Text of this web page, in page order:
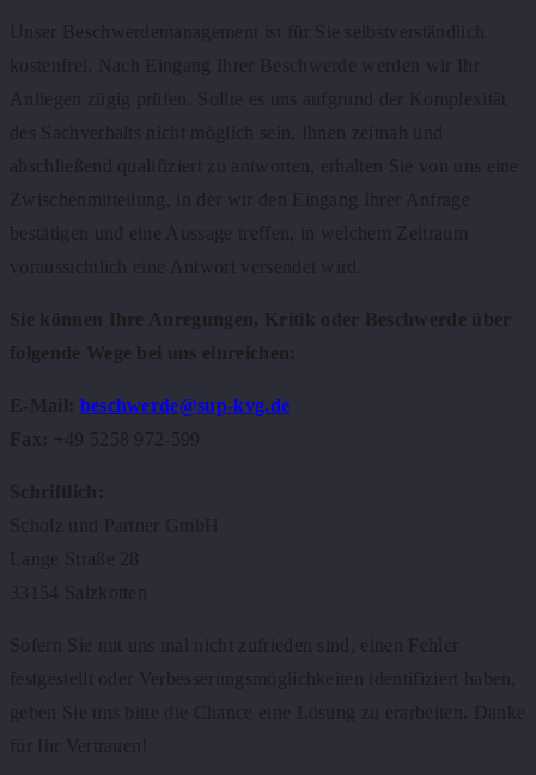
Unser Beschwerdemanagement ist für Sie selbstverständlich
kostenfrei
Nach Eingang Ihrer Beschwerde werden wir Ihr
Anliegen zügig prüfen. Sollte es uns aufgrund der Komplexität
des Sachverhalts nicht möglich sein, Ihnen zeitnah und
abschließend qualifiziert zu antworten, erhalten Sie von uns eine
Zwischenmitteilung, in der wir den Eingang Ihrer Anfrage
bestätigen und eine Aussage treffen, in welchem Zeitraum
voraussichtlich eine Antwort versendet wird.
Sie können Ihre Anregungen, Kritik oder Beschwerde über
folgende Wege bei uns einreichen:
E-Mail: beschwerde@sup-kvg.de
Fax: +49 5258 972-599
Schriftlich:
Scholz und Partner GmbH
Lange Straße 28
33154 Salzkotten
Sofern Sie mit uns mal nicht zufrieden sind, einen Fehler
festgestellt oder Verbesserungsmöglichkeiten identifiziert haben,
geben Sie uns bitte die Chance eine Lösung zu erarbeiten. Danke
für Ihr Vertrauen!